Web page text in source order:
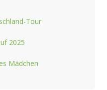
Tour
2025
Mädchen